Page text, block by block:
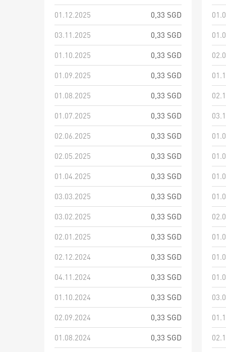
01.12.2025
0,33 SGD
03.11.2025
0,33 SGD
01.10.2025
0,33 SGD
01.09.2025
0,33 SGD
01.08.2025
0,33 SGD
01.07.2025
0,33 SGD
02.06.2025
0,33 SGD
02.05.2025
0,33 SGD
01.04.2025
0,33 SGD
03.03.2025
0,33 SGD
03.02.2025
0,33 SGD
02.01.2025
0,33 SGD
02.12.2024
0,33 SGD
04.11.2024
0,33 SGD
01.10.2024
0,33 SGD
02.09.2024
0,33 SGD
01.08.2024
0,33 SGD